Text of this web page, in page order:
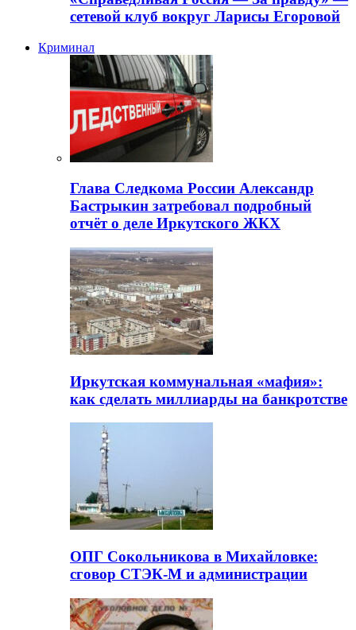
сетевой клуб вокруг Ларисы Егоровой
Криминал
Глава Следкома России Александр
Бастрыкин затребовал подробный
отчёт о деле Иркутского ЖКХ
Иркутская коммунальная «мафия»:
как сделать миллиарды на банкротстве
ОПГ Сокольникова в Михайловке:
сговор СТЭК-М и администрации